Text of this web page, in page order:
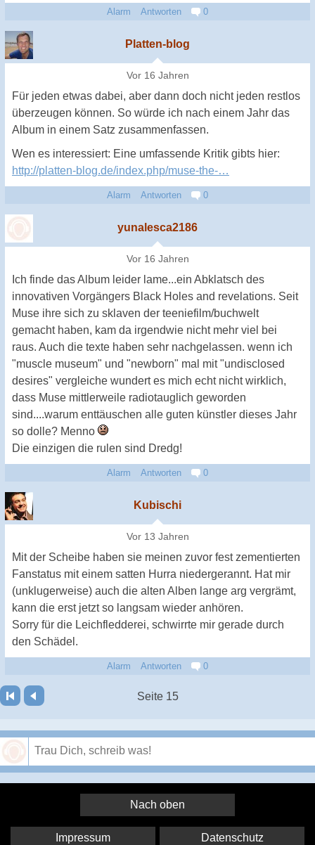
Alarm Antworten 0
Platten-blog
Vor 16 Jahren
Für jeden etwas dabei, aber dann doch nicht jeden restlos
überzeugen können. So würde ich nach einem Jahr das
Album in einem Satz zusammenfassen.
Wen es interessiert: Eine umfassende Kritik gibts hier:
http://platten-blog.de/index.php/muse-the-…
Alarm Antworten 0
yunalesca2186
Vor 16 Jahren
Ich finde das Album leider lame...ein Abklatsch des
innovativen Vorgängers Black Holes and revelations. Seit
Muse ihre sich zu sklaven der teeniefilm/buchwelt
gemacht haben, kam da irgendwie nicht mehr viel bei
raus. Auch die texte haben sehr nachgelassen. wenn ich
"muscle museum" und "newborn" mal mit "undisclosed
desires" vergleiche wundert es mich echt nicht wirklich,
dass Muse mittlerweile radiotauglich geworden
sind....warum enttäuschen alle guten künstler dieses Jahr
so dolle? Menno
Die einzigen die rulen sind Dredg!
Alarm Antworten 0
Kubischi
Vor 13 Jahren
Mit der Scheibe haben sie meinen zuvor fest zementierten
Fanstatus mit einem satten Hurra niedergerannt. Hat mir
(unklugerweise) auch die alten Alben lange arg vergrämt,
kann die erst jetzt so langsam wieder anhören.
Sorry für die Leichfledderei, schwirrte mir gerade durch
den Schädel.
Alarm Antworten 0
Seite 15
Nach oben
Impressum Datenschutz